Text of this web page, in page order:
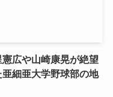
憲広や山崎康晃が絶望
亜細亜大学野球部の地